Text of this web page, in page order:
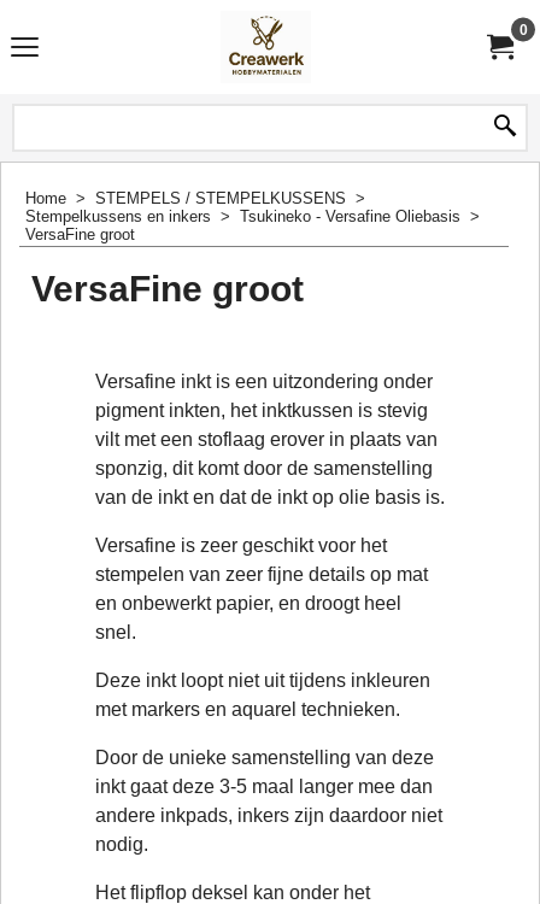
0
Home > STEMPELS / STEMPELKUSSENS >
Stempelkussens en inkers > Tsukineko - Versafine Oliebasis >
VersaFine groot
VersaFine groot
Versafine inkt is een uitzondering onder
pigment inkten, het inktkussen is stevig
vilt met een stoflaag erover in plaats van
sponzig, dit komt door de samenstelling
van de inkt en dat de inkt op olie basis is.
Versafine is zeer geschikt voor het
stempelen van zeer fijne details op mat
en onbewerkt papier, en droogt heel
snel.
Deze inkt loopt niet uit tijdens inkleuren
met markers en aquarel technieken.
Door de unieke samenstelling van deze
inkt gaat deze 3-5 maal langer mee dan
andere inkpads, inkers zijn daardoor niet
nodig.
Het flipflop deksel kan onder het